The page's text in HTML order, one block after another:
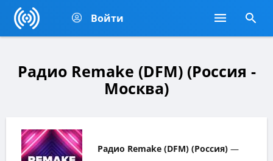
Войти
Радио Remake (DFM) (Россия -
Москва)
Радио Remake (DFM) (Россия) —